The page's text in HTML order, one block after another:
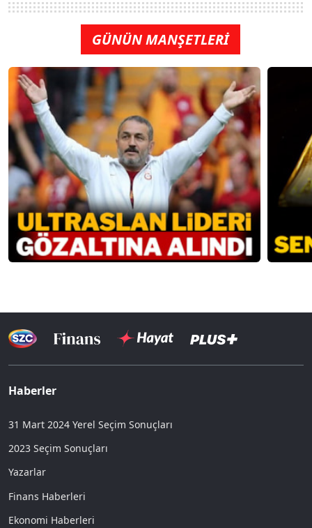
GÜNÜN MANŞETLERİ
Haberler
31 Mart 2024 Yerel Seçim Sonuçları
2023 Seçim Sonuçları
Yazarlar
Finans Haberleri
Ekonomi Haberleri